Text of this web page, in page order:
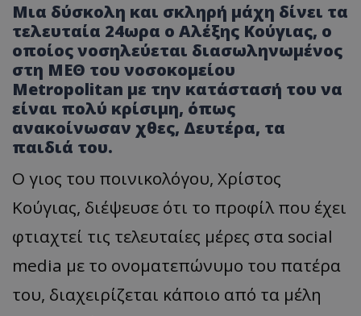
Μια δύσκολη και σκληρή μάχη δίνει τα
τελευταία 24ωρα ο Αλέξης Κούγιας, ο
οποίος νοσηλεύεται διασωληνωμένος
στη ΜΕΘ του νοσοκομείου
Metropolitan με την κατάστασή του να
είναι πολύ κρίσιμη, όπως
ανακοίνωσαν χθες, Δευτέρα, τα
παιδιά του.
Ο γιος του ποινικολόγου, Χρίστος
Κούγιας, διέψευσε ότι το προφίλ που έχει
φτιαχτεί τις τελευταίες μέρες στα social
media με το ονοματεπώνυμο του πατέρα
του, διαχειρίζεται κάποιο από τα μέλη